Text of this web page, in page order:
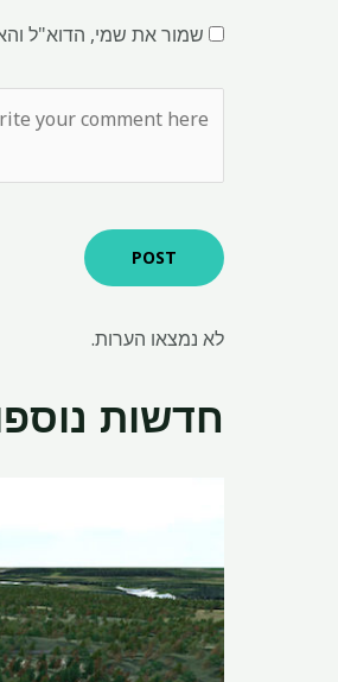
שמור את שמי, הדוא"ל
לא נמצאו הערות.
חדשות